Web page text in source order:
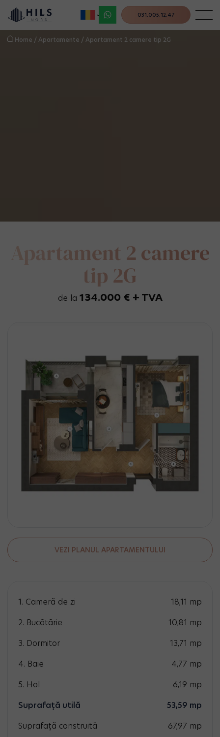
031.005.12.47
Home / Apartamente / Apartament 2 camere tip 2G
Apartament 2 camere
tip 2G
de la 134.000 € + TVA
VEZI PLANUL APARTAMENTULUI
1. Cameră de zi 18,11 mp
2. Bucătărie
10,81 mp
3. Dormitor
13,71 mp
4. Baie
4,77 mp
5. Hol
6,19 mp
Suprafață utilă
53,59 mp
Suprafață construită
67,97 mp